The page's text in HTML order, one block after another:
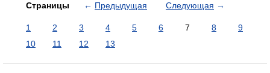
Страницы ← Предыдущая Следующая →
1 2 3 4 5 6 7 8
9
10
11 12 13